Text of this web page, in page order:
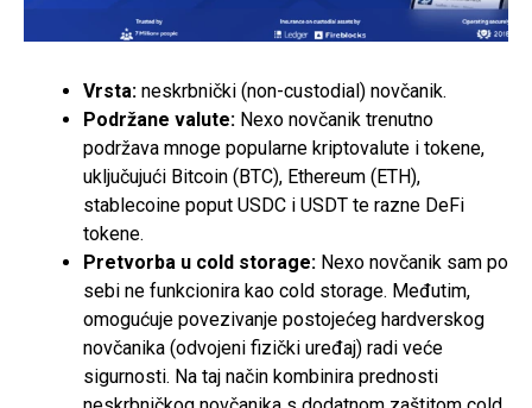
Vrsta: neskrbnički (non-custodial) novčanik.
Podržane valute: Nexo novčanik trenutno
podržava mnoge popularne kriptovalute i tokene,
uključujući Bitcoin (BTC), Ethereum (ETH),
stablecoine poput USDC i USDT te razne DeFi
tokene.
Pretvorba u cold storage: Nexo novčanik sam po
sebi ne funkcionira kao cold storage. Međutim,
omogućuje povezivanje postojećeg hardverskog
novčanika (odvojeni fizički uređaj) radi veće
sigurnosti. Na taj način kombinira prednosti